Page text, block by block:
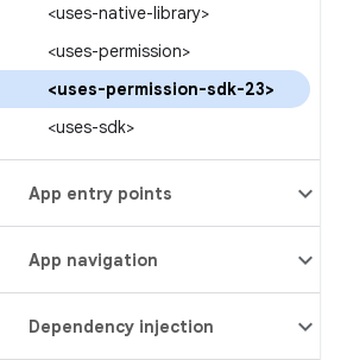
<uses-native-library>
<uses-permission>
<uses-permission-sdk-23>
<uses-sdk>
App entry points
App navigation
Dependency injection